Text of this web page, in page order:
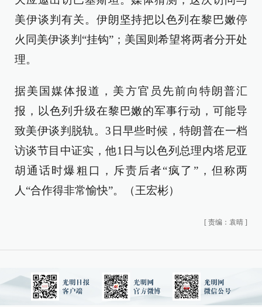
美伊谈判有关。伊朗坚持把以色列在黎巴嫩停
火同美伊谈判“挂钩”；美国则希望将两者分开处
理。
据美国媒体报道，美方官员先前向特朗普汇
报，以色列升级在黎巴嫩的军事行动，可能导
致美伊谈判脱轨。3日早些时候，特朗普在一档
访谈节目中证实，他1日与以色列总理内塔尼亚
胡通话时爆粗口，斥责后者“疯了”，但称两
人“合作得非常愉快”。（王宏彬）
[ 责编：袁晴 ]